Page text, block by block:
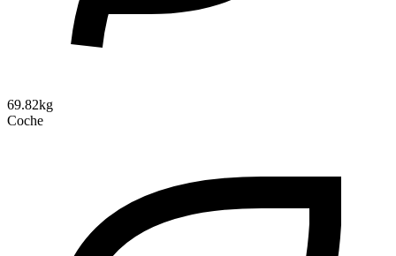
69.82kg
Coche